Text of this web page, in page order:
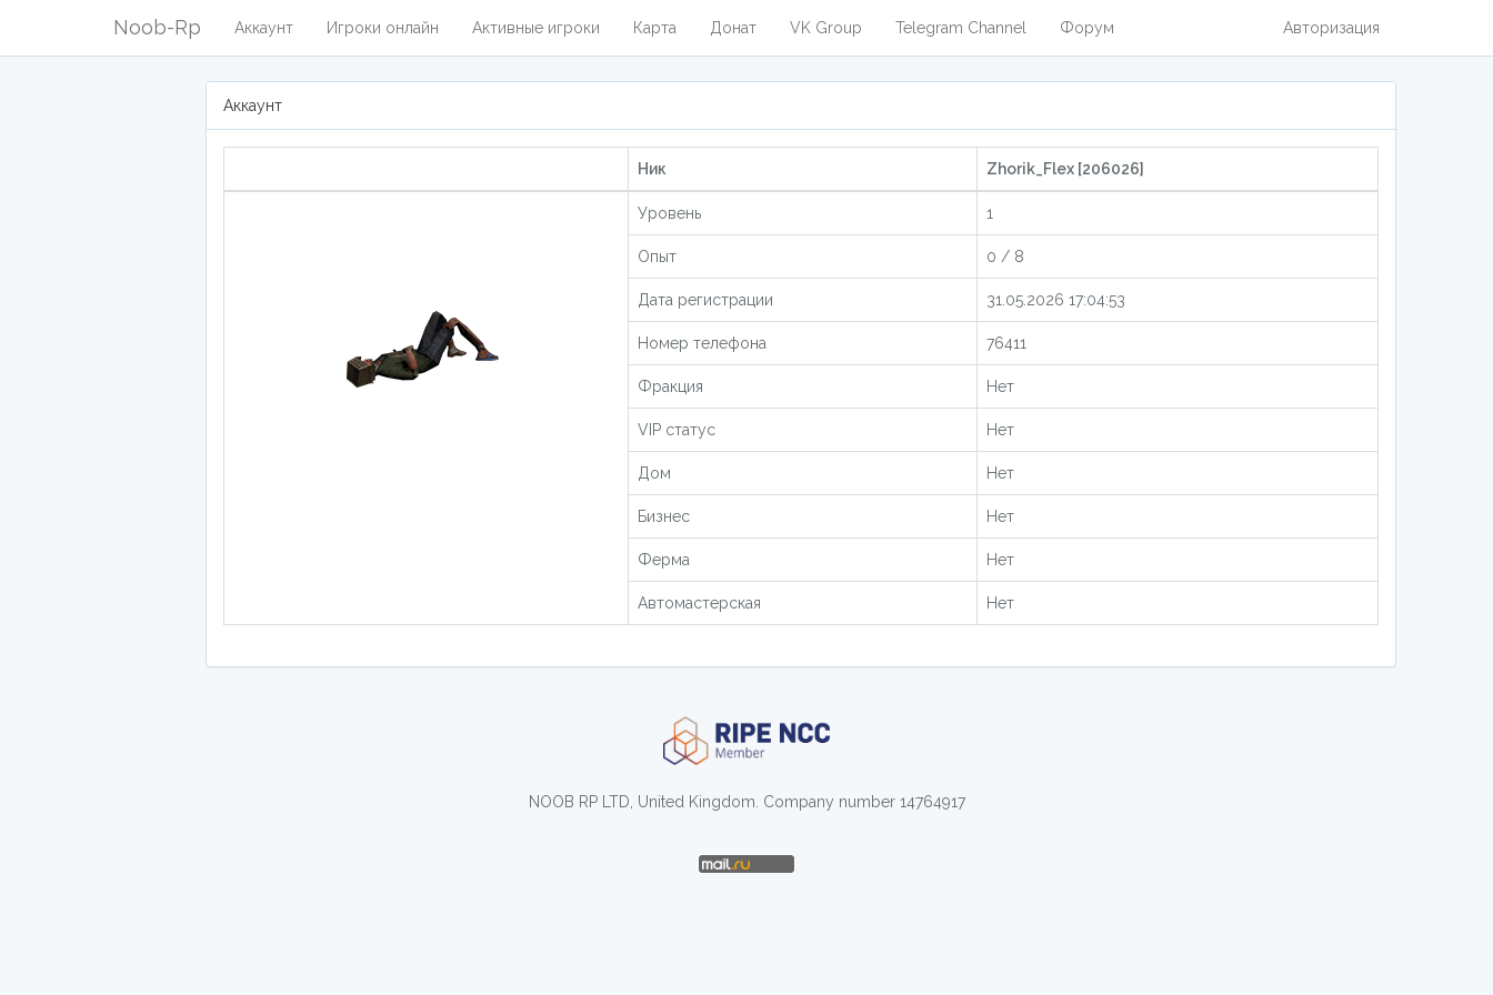
Noob-Rp Аккаунт Игроки онлайн Активные игроки Карта Донат VK Group Telegram Channel Форум Авторизация
Аккаунт
Ник Zhorik_Flex [206026]
Уровень 1
Опыт 0 / 8
Дата регистрации 31.05.2026 17:04:53
Номер телефона 76411
Фракция Нет
VIP статус Нет
Дом Нет
Бизнес Нет
Ферма Нет
Автомастерская Нет
NOOB RP LTD, United Kingdom. Company number 14764917